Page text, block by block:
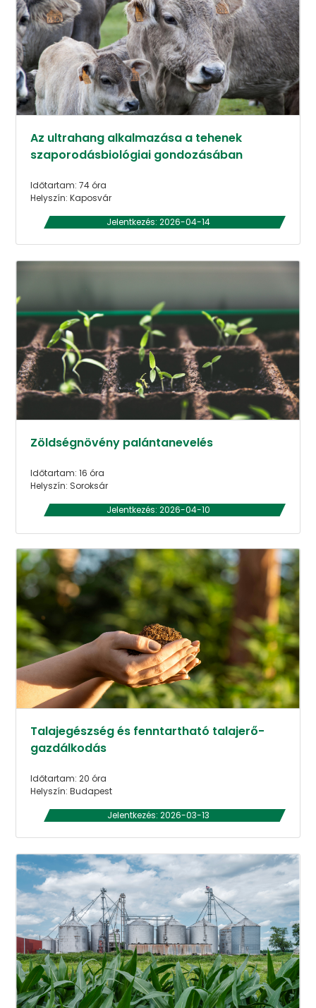
Az ultrahang alkalmazása a tehenek
szaporodásbiológiai gondozásában
Időtartam: 74 óra
Helyszín: Kaposvár
Jelentkezés: 2026-04-14
Zöldségnövény palántanevelés
Időtartam: 16 óra
Helyszín: Soroksár
Jelentkezés: 2026-04-10
Talajegészség és fenntartható talajerő-
gazdálkodás
Időtartam: 20 óra
Helyszín: Budapest
Jelentkezés: 2026-03-13